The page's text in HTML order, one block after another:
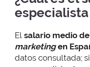
El salario medio
marketingen
datos consultada;